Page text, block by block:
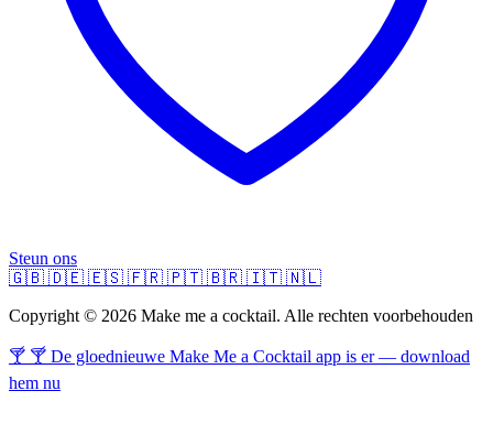
Steun ons
🇬🇧 🇩🇪 🇪🇸 🇫🇷 🇵🇹 🇧🇷 🇮🇹 🇳🇱
Copyright © 2026 Make me a cocktail. Alle rechten voorbehouden
🍸 🍸 De gloednieuwe Make Me a Cocktail app is er — download
hem nu